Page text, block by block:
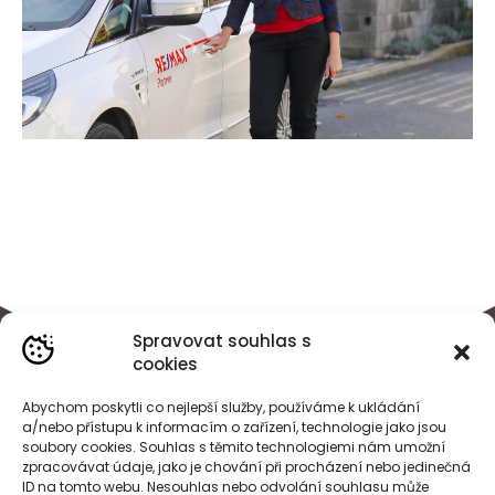
Spravovat souhlas s
cookies
Abychom poskytli co nejlepší služby, používáme k ukládání
a/nebo přístupu k informacím o zařízení, technologie jako jsou
soubory cookies. Souhlas s těmito technologiemi nám umožní
zpracovávat údaje, jako je chování při procházení nebo jedinečná
ID na tomto webu. Nesouhlas nebo odvolání souhlasu může